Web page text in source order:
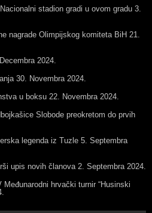
stadion gradi u ovom gradu 3.
nagrade Olimpijskog komiteta BiH 21.
2024.
30. Novembra 2024.
u boksu 22. Novembra 2024.
Slobode preokretom do prvih
legenda iz Tuzle 5. Septembra
upis novih članova 2. Septembra 2024.
hrvački turnir “Husinski